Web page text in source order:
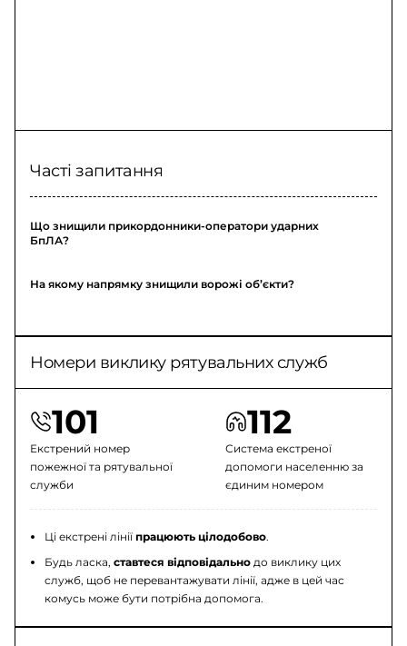
Часті запитання
Що знищили прикордонники-оператори ударних
БпЛА?
На якому напрямку знищили ворожі об’єкти?
Номери виклику рятувальних служб
101
Екстрений номер
пожежної та рятувальної
служби
112
Система екстреної
допомоги населенню за
єдиним номером
Ці екстрені лініїпрацюють цілодобово.
Будь ласка,ставтеся відповідально до виклику цих
служб, щоб не перевантажувати лінії, адже в цей час
комусь може бути потрібна допомога.